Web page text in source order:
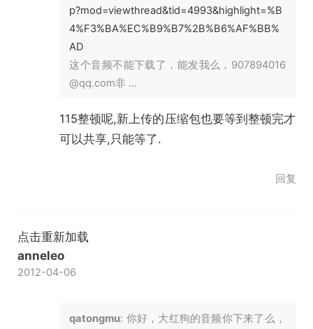
p?mod=viewthread&tid=4993&highlight=%B
4%F3%BA%EC%B9%B7%2B%B6%AF%BB%
AD
这个音频不能下载了，能发我么，907894016
@qq.com非 ...
115整顿呢,新上传的压缩包也要等到整顿完才
可以共享,只能等了.
回复
点击重新加载
anneleo
2012-04-06
qatongmu: 你好，大红狗的音频你下来了么，